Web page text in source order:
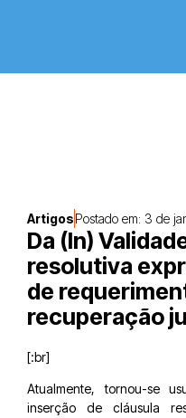
ArtigosPostado em: 3 de
Da (In)
resolutiva
de
recuperação
[:br]
Atualmente, tornou-se
inserção de cláusula